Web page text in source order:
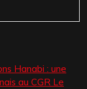
Hanabi : une
au CGR Le